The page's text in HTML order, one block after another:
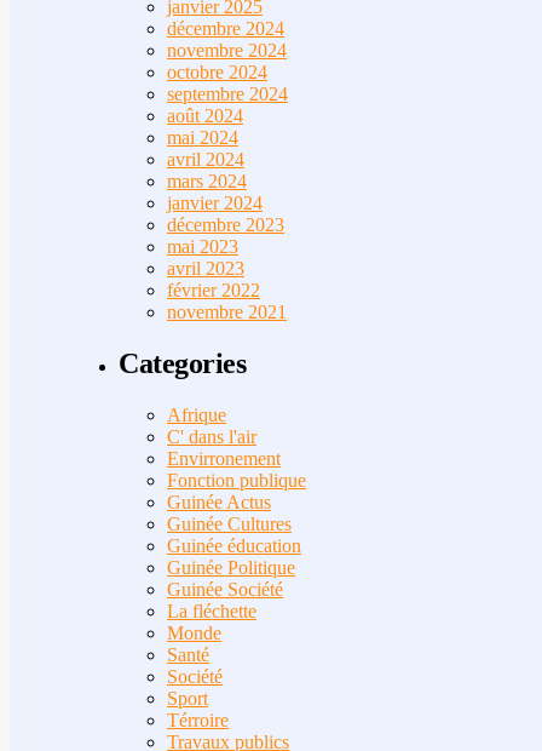
janvier 2025
décembre 2024
novembre 2024
octobre 2024
septembre 2024
août 2024
mai 2024
avril 2024
mars 2024
janvier 2024
décembre 2023
mai 2023
avril 2023
février 2022
novembre 2021
Categories
Afrique
C' dans l'air
Envirronement
Fonction publique
Guinée Actus
Guinée Cultures
Guinée éducation
Guinée Politique
Guinée Société
La fléchette
Monde
Santé
Société
Sport
Térroire
Travaux publics